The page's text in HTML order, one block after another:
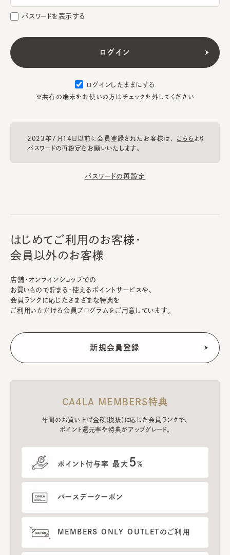
パスワードを表示する
ログインしたままにする
※共有の端末をお使いの方はチェックを外してください
2023年7月14日以前に会員登録されたお客様は、 こちらより
パスワードの再設定をお願いいたします。
パスワードの再設定
はじめてご利用のお客様・
会員以外のお客様
店舗・オンラインショップでの
お買いもので貯まる・使えるポイントサービスや、
会員ランクに応じたさまざまな特典を
ご利用いただける会員プログラムをご用意しています。
CA4LA MEMBERS特典
年間のお買い上げ金額(税抜)に応じた会員ランクで、
ポイント還元率や特典がアップグレード。
ポイント付与率 最大 5%
バースデークーポン
MEMBERS ONLY OUTLETのご利用